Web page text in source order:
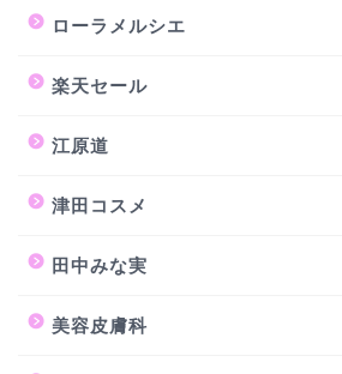
ローラメルシエ
楽天セール
江原道
津田コスメ
田中みな実
美容皮膚科